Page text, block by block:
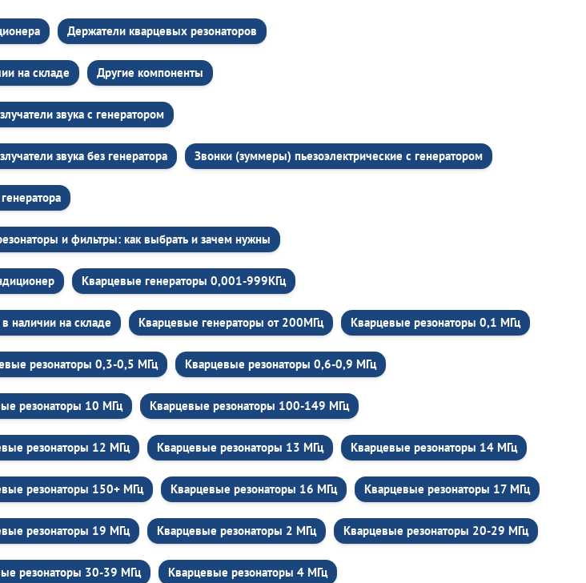
Держатели кварцевых резонаторов
на складе Другие компоненты
звука c генератором
звука без генератора Звонки (зуммеры) пьезоэлектрические c генератором
и фильтры: как выбрать и зачем нужны
Кварцевые генераторы 0,001-999КГц
наличии на складе Кварцевые генераторы от 200МГц Кварцевые резонаторы 0,1 МГц
резонаторы 0,3-0,5 МГц Кварцевые резонаторы 0,6-0,9 МГц
резонаторы 10 МГц Кварцевые резонаторы 100-149 МГц
резонаторы 12 МГц Кварцевые резонаторы 13 МГц Кварцевые резонаторы 14 МГц
резонаторы 150+ МГц Кварцевые резонаторы 16 МГц Кварцевые резонаторы 17 МГц
резонаторы 19 МГц Кварцевые резонаторы 2 МГц Кварцевые резонаторы 20-29 МГц
резонаторы 30-39 МГц Кварцевые резонаторы 4 МГц